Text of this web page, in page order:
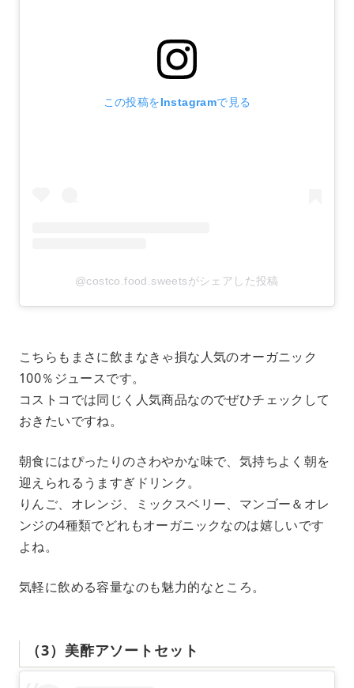
この投稿をInstagramで見る
@costco.food.sweetsがシェアした投稿
こちらもまさに飲まなきゃ損な人気のオーガニック
100％ジュースです。
コストコでは同じく人気商品なのでぜひチェックして
おきたいですね。
朝食にはぴったりのさわやかな味で、気持ちよく朝を
迎えられるうますぎドリンク。
りんご、オレンジ、ミックスベリー、マンゴー＆オレ
ンジの4種類でどれもオーガニックなのは嬉しいです
よね。
気軽に飲める容量なのも魅力的なところ。
（3）美酢アソートセット